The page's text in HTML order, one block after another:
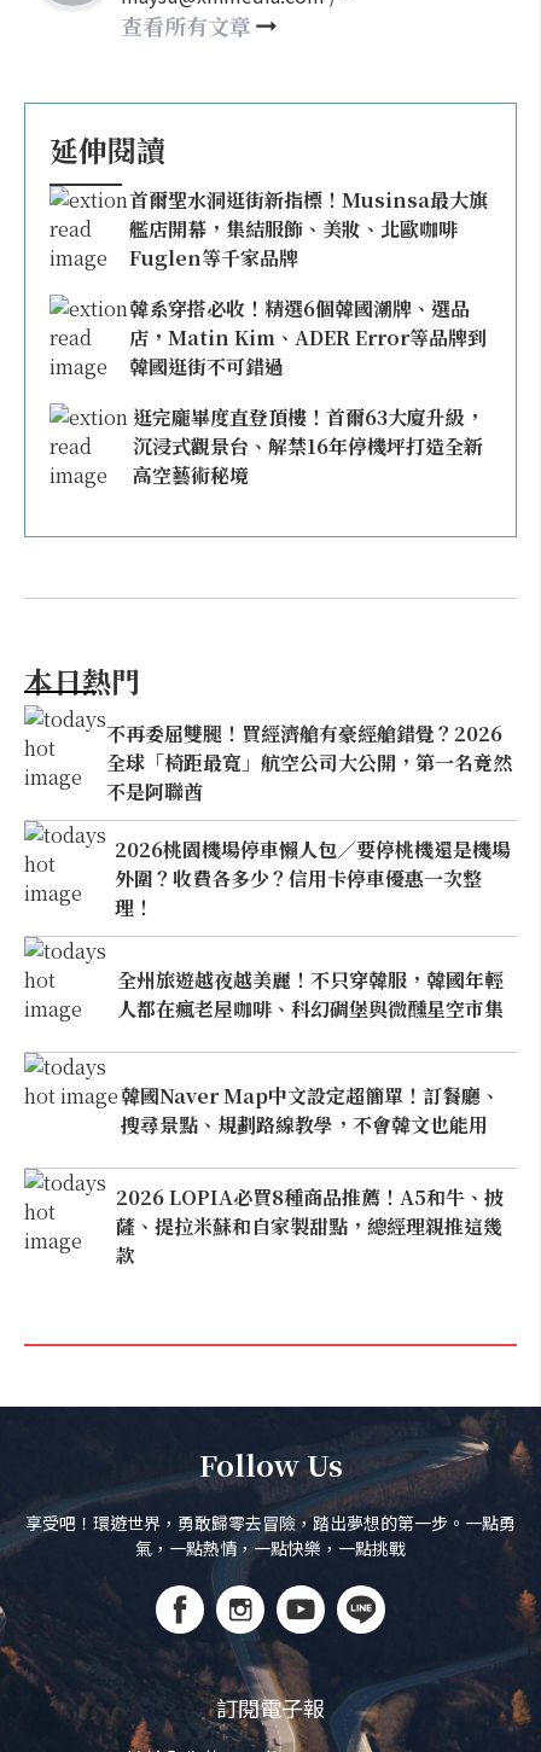
may860527@gmail.com
查看所有文章
延伸閱讀
首爾聖水洞逛街新指標！Musinsa最大旗
艦店開幕，集結服飾、美妝、北歐咖啡
Fuglen等千家品牌
韓系穿搭必收！精選6個韓國潮牌、選品
店，Matin Kim、ADER Error等品牌到
韓國逛街不可錯過
逛完龐畢度直登頂樓！首爾63大廈升級，
沉浸式觀景台、解禁16年停機坪打造全新
高空藝術秘境
本日熱門
不再委屈雙腿！買經濟艙有豪經艙錯覺？2026
全球「椅距最寬」航空公司大公開，第一名竟然
不是阿聯酋
2026桃園機場停車懶人包／要停桃機還是機場
外圍？收費各多少？信用卡停車優惠一次整
理！
全州旅遊越夜越美麗！不只穿韓服，韓國年輕
人都在瘋老屋咖啡、科幻碉堡與微醺星空市集
韓國Naver Map中文設定超簡單！訂餐廳、
搜尋景點、規劃路線教學，不會韓文也能用
2026 LOPIA必買8種商品推薦！A5和牛、披
薩、提拉米蘇和自家製甜點，總經理親推這幾
款
Follow Us
享受吧！環遊世界，勇敢歸零去冒險，踏出夢想的第一步。一點勇
氣，一點熱情，一點快樂，一點挑戰
訂閱電子報